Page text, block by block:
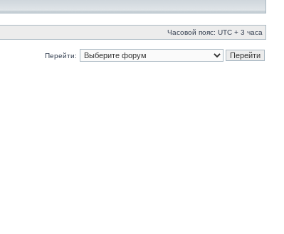
Часовой пояс: UTC + 3 часа
Перейти: